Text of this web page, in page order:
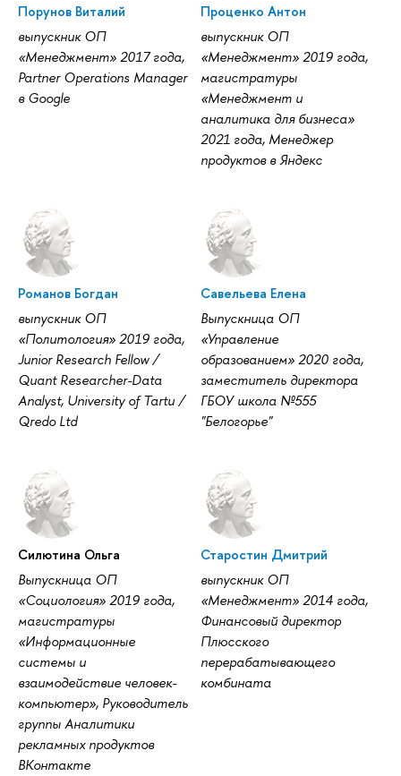
Порунов Виталий
выпускник ОП
«Менеджмент» 2017 года,
Partner Operations Manager
в Google
Проценко Антон
выпускник ОП
«Менеджмент» 2019 года,
магистратуры
«Менеджмент и
аналитика для бизнеса»
2021 года, Mенеджер
продуктов в Яндекс
Романов Богдан
выпускник ОП
«Политология» 2019 года,
Junior Research Fellow /
Quant Researcher-Data
Analyst, University of Tartu /
Qredo Ltd
Савельева Елена
Выпускница ОП
«Управление
образованием» 2020 года,
заместитель директора
ГБОУ школа №555
"Белогорье"
Силютина Ольга
Выпускница ОП
«Социология» 2019 года,
магистратуры
«Информационные
системы и
взаимодействие человек-
компьютер», Руководитель
группы Аналитики
рекламных продуктов
ВКонтакте
Старостин Дмитрий
выпускник ОП
«Менеджмент» 2014 года,
Финансовый директор
Плюсского
перерабатывающего
комбината